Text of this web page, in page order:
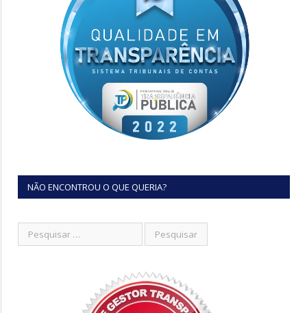
NÃO ENCONTROU O QUE QUERIA?